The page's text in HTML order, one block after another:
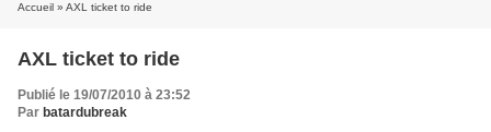
Accueil » AXL ticket to ride
AXL ticket to ride
Publié le 19/07/2010 à 23:52
Par batardubreak